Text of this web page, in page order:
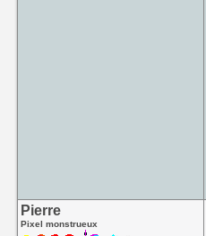
Pierre
Pixel monstrueux